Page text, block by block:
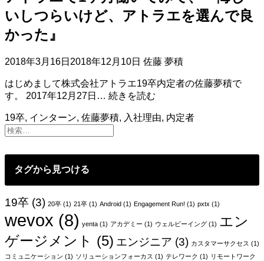
で
登
き
ま
し
た
ン
学
問
題
解
と
と
話。
いしつらいけど、アトラエを選んで良
かった』
2018年3月16日 2018年12月10日 佐藤 夢積
はじめまして株式会社アトラエ19卒内定者の佐藤夢積で
す。 2017年12月27日… 続きを読む
ラ
1
い
み
て、
『悔
19卒, インターン, 佐藤夢積, 入社理由, 内定者
タグから見つける
19卒 (3) 20卒 (1) 21卒 (1) Android (1) Engagement Run! (1) pxtx (1)
wevox (8) yenta (1) アカデミー (1) ウェルビーイング (1) エン
ゲージメント (5) エンジニア (3) カスタマーサクセス (1)
コミュニケーション (1) ソリューションフォーカス (1) テレワーク (1) リモートワーク